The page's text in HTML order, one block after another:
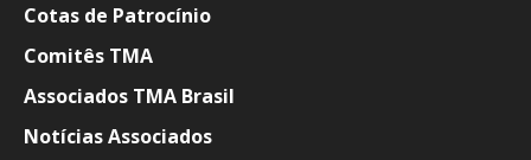
Cotas de Patrocínio
Comitês TMA
Associados TMA Brasil
Notícias Associados